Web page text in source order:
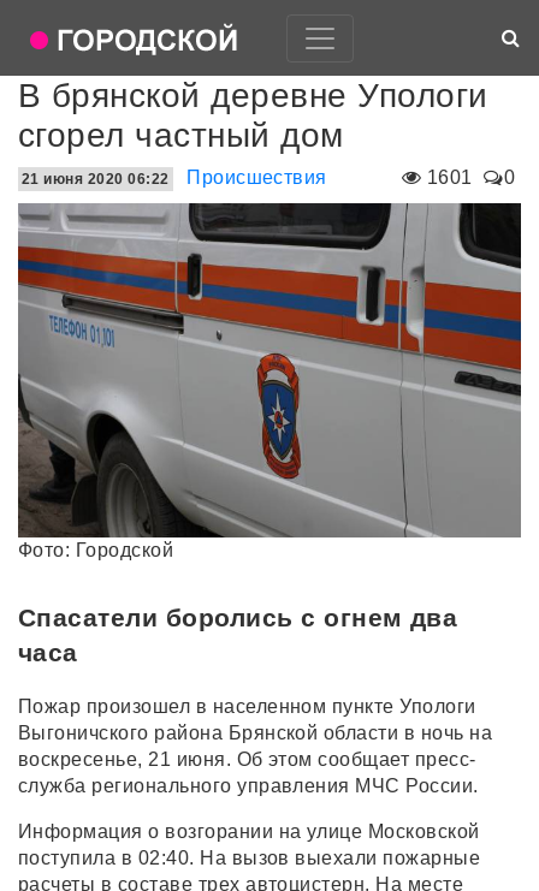
В брянской деревне Упологи
сгорел частный дом
1601 0
21 июня 2020 06:22 Происшествия
Фото: Городской
Спасатели боролись с огнем два
часа
Пожар произошел в населенном пункте Упологи
Выгоничского района Брянской области в ночь на
воскресенье, 21 июня. Об этом сообщает пресс-
служба регионального управления МЧС России.
Информация о возгорании на улице Московской
поступила в 02:40. На вызов выехали пожарные
расчеты в составе трех автоцистерн. На месте